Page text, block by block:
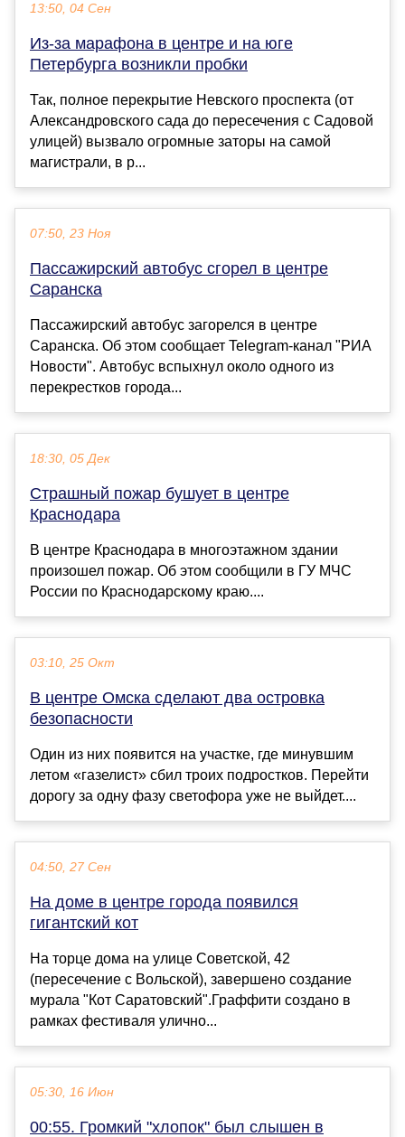
13:50, 04 Сен
Из-за марафона в центре и на юге
Петербурга возникли пробки
Так, полное перекрытие Невского проспекта (от
Александровского сада до пересечения с Садовой
улицей) вызвало огромные заторы на самой
магистрали, в р...
07:50, 23 Ноя
Пассажирский автобус сгорел в центре
Саранска
Пассажирский автобус загорелся в центре
Саранска. Об этом сообщает Telegram-канал "РИА
Новости". Автобус вспыхнул около одного из
перекрестков города...
18:30, 05 Дек
Страшный пожар бушует в центре
Краснодара
В центре Краснодара в многоэтажном здании
произошел пожар. Об этом сообщили в ГУ МЧС
России по Краснодарскому краю....
03:10, 25 Окт
В центре Омска сделают два островка
безопасности
Один из них появится на участке, где минувшим
летом «газелист» сбил троих подростков. Перейти
дорогу за одну фазу светофора уже не выйдет....
04:50, 27 Сен
На доме в центре города появился
гигантский кот
На торце дома на улице Советской, 42
(пересечение с Вольской), завершено создание
мурала "Кот Саратовский".Граффити создано в
рамках фестиваля улично...
05:30, 16 Июн
00:55. Громкий "хлопок" был слышен в